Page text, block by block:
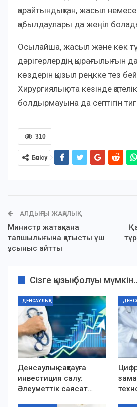
қарайтындықтан, жасыл немесе
қабылдаулары да жеңіл
Осылайша, жасыл және көк
дәрігерлердің қырағылығын
көздерін қызыл реңкке тез
Хирургиялық ота кезінде
болдырмауына да септігін
310
Бөлісу
АЛДЫҢҒЫ ЖАҢАЛЫҚ
Министр жатақхана
тапшылығына қатысты үш
ұсыныс айтты
Сізге қызық болуы
ДЕНСАУЛЫҚ
Денсаулық сақтауға
инвестиция салу:
Әлеуметтік саясат…